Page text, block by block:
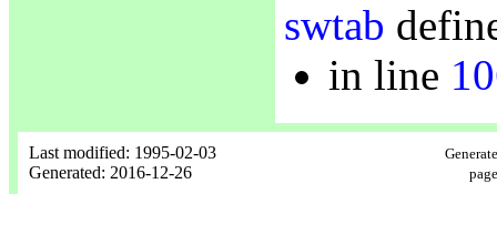
swtab
in line
Last modified: 1995-02-03
Generated: 2016-12-26